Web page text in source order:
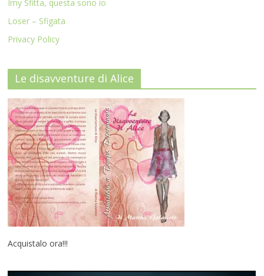
Imy Sfitta, questa sono io
Loser – Sfigata
Privacy Policy
Le disavventure di Alice
Acquistalo ora!!!